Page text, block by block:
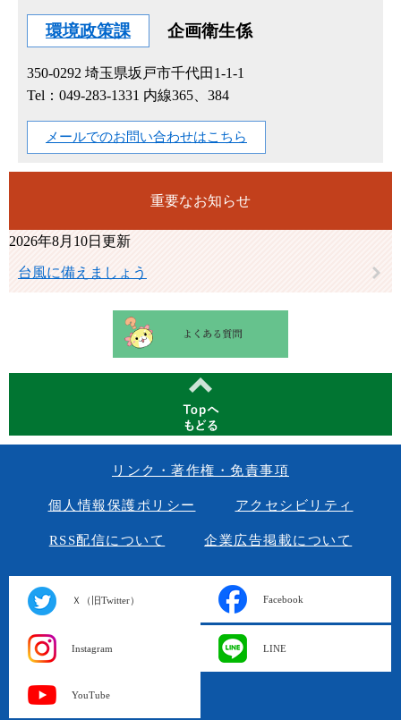
環境政策課 企画衛生係
350-0292 埼玉県坂戸市千代田1-1-1
Tel：049-283-1331 内線365、384
メールでのお問い合わせはこちら
重要なお知らせ
2026年8月10日更新
台風に備えましょう
リンク・著作権・免責事項
個人情報保護ポリシー アクセシビリティ
RSS配信について 企業広告掲載について
Ｘ（旧Twitter） Facebook
Instagram LINE
YouTube